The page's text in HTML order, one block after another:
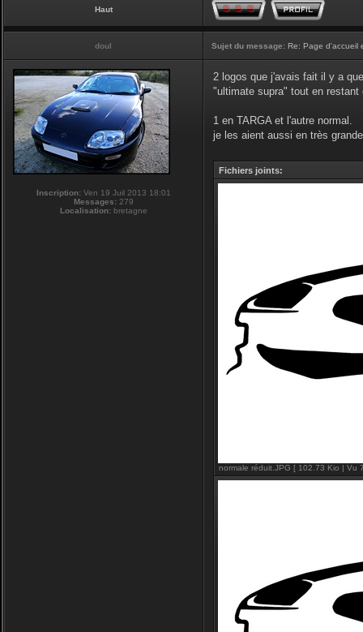
Haut
doul Sujet du message: Re: Page d'accueil
Inscription: Ven 19 Juil 2013 18:01
Messages: 279
Localisation: bretagne
2 logos que j'avais fait il y a
"ultimate supra" tout en restant
1 en TARGA et l'autre normal.
je les aient aussi en très
Fichiers joints:
normale réduit.JPG [ 102.73 Kio | Vu